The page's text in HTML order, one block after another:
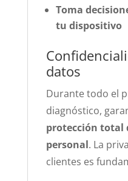
Toma
tu dispositivo
datos
Durante todo el
diagnóstico,
protección total
personal. La
clientes es